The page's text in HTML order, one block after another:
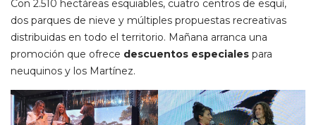
Con 2.510 hectáreas esquiables, cuatro centros de esquí,
dos parques de nieve y múltiples propuestas recreativas
distribuidas en todo el territorio. Mañana arranca una
promoción que ofrece descuentos especiales para
neuquinos y los Martínez.